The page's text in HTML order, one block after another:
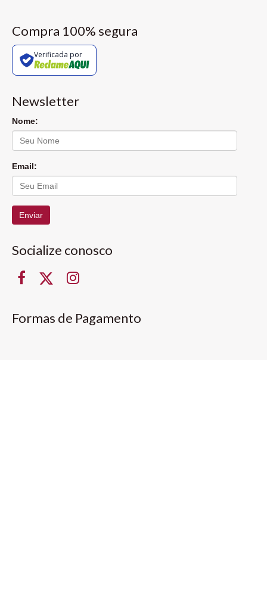
Compra 100% segura
Verificada por
Newsletter
Nome:
Email:
Enviar
Socialize conosco
Formas de Pagamento